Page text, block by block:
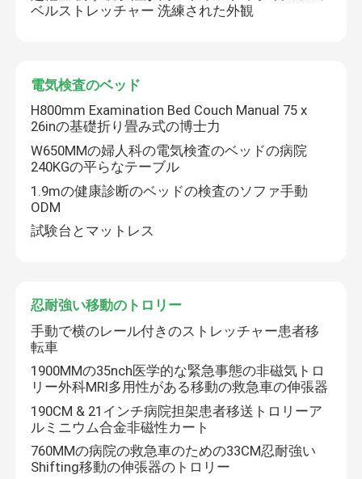
製品
ビデオ
わたしたち に つい て
ベルストレッチャー 洗練された外観
電気検査のベッド
H800mm Examination Bed Couch Manual 75 x
26inの基礎折り畳み式の博士力
W650MMの婦人科の電気検査のベッドの病院
240KGの平らなテーブル
1.9mの健康診断のベッドの検査のソファ手動
ODM
試験台とマットレス
忍耐強い移動のトロリー
手動で横のレール付きのストレッチャー患者移
転車
1900MMの35nch医学的な緊急事態の非磁気トロ
リー外科MRI多用性がある移動の救急車の伸張器
190CM & 21インチ病院担架患者移送トロリーア
ルミニウム合金非磁性カート
760MMの病院の救急車のための33CM忍耐強い
Shifting移動の伸張器のトロリー